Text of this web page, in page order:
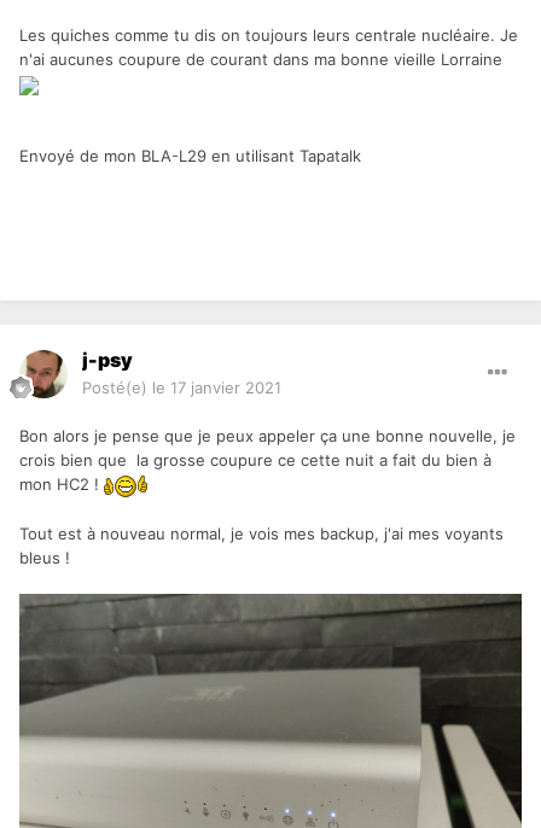
Les quiches comme tu dis on toujours leurs centrale nucléaire. Je
n'ai aucunes coupure de courant dans ma bonne vieille Lorraine
Envoyé de mon BLA-L29 en utilisant Tapatalk
j-psy
Posté(e) le 17 janvier 2021
Bon alors je pense que je peux appeler ça une bonne nouvelle, je
crois bien que la grosse coupure ce cette nuit a fait du bien à
mon HC2 !
Tout est à nouveau normal, je vois mes backup, j'ai mes voyants
bleus !